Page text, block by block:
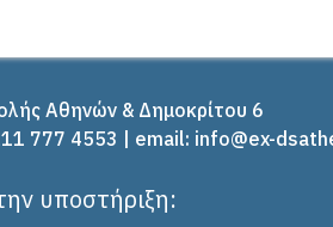
Αθηνών & Δημοκρίτου 6
777 4553 | email: info@ex-
υποστήριξη: